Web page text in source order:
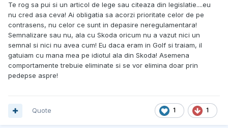
Te rog sa pui si un articol de lege sau citeaza din legislatie....eu
nu cred asa ceva! Ai obligatia sa acorzi prioritate celor de pe
contrasens, nu celor ce sunt in depasire neregulamentara!
Semnalizare sau nu, ala cu Skoda oricum nu a vazut nici un
semnal si nici nu avea cum! Eu daca eram in Golf si traiam, il
gatuiam cu mana mea pe idiotul ala din Skoda! Asemena
comportamente trebuie eliminate si se vor elimina doar prin
pedepse aspre!
1 1
Quote